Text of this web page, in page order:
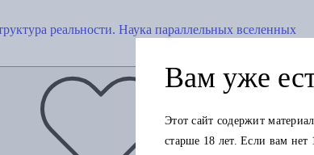
реальности. Наука параллельных вселенных
Вам уже
Этот сайт содержит
старше 18 лет. Если вам